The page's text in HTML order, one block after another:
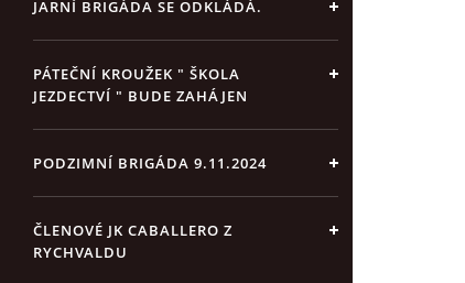
JARNÍ BRIGÁDA SE ODKLÁDÁ.
PÁTEČNÍ KROUŽEK " ŠKOLA
JEZDECTVÍ " BUDE ZAHÁJEN
PODZIMNÍ BRIGÁDA 9.11.2024
ČLENOVÉ JK CABALLERO Z
RYCHVALDU